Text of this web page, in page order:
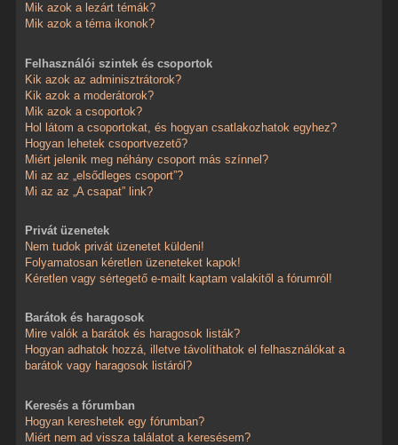
Mik azok a lezárt témák?
Mik azok a téma ikonok?
Felhasználói szintek és csoportok
Kik azok az adminisztrátorok?
Kik azok a moderátorok?
Mik azok a csoportok?
Hol látom a csoportokat, és hogyan csatlakozhatok egyhez?
Hogyan lehetek csoportvezető?
Miért jelenik meg néhány csoport más színnel?
Mi az az „elsődleges csoport”?
Mi az az „A csapat” link?
Privát üzenetek
Nem tudok privát üzenetet küldeni!
Folyamatosan kéretlen üzeneteket kapok!
Kéretlen vagy sértegető e-mailt kaptam valakitől a fórumról!
Barátok és haragosok
Mire valók a barátok és haragosok listák?
Hogyan adhatok hozzá, illetve távolíthatok el felhasználókat a
barátok vagy haragosok listáról?
Keresés a fórumban
Hogyan kereshetek egy fórumban?
Miért nem ad vissza találatot a keresésem?